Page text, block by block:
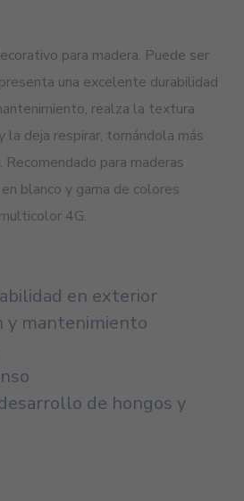
para madera. Puede ser
una excelente durabilidad
realza la textura
la deja respirar, tornándola más
para maderas
blanco y gama de colores
4G.
en exterior
y mantenimiento
de hongos y